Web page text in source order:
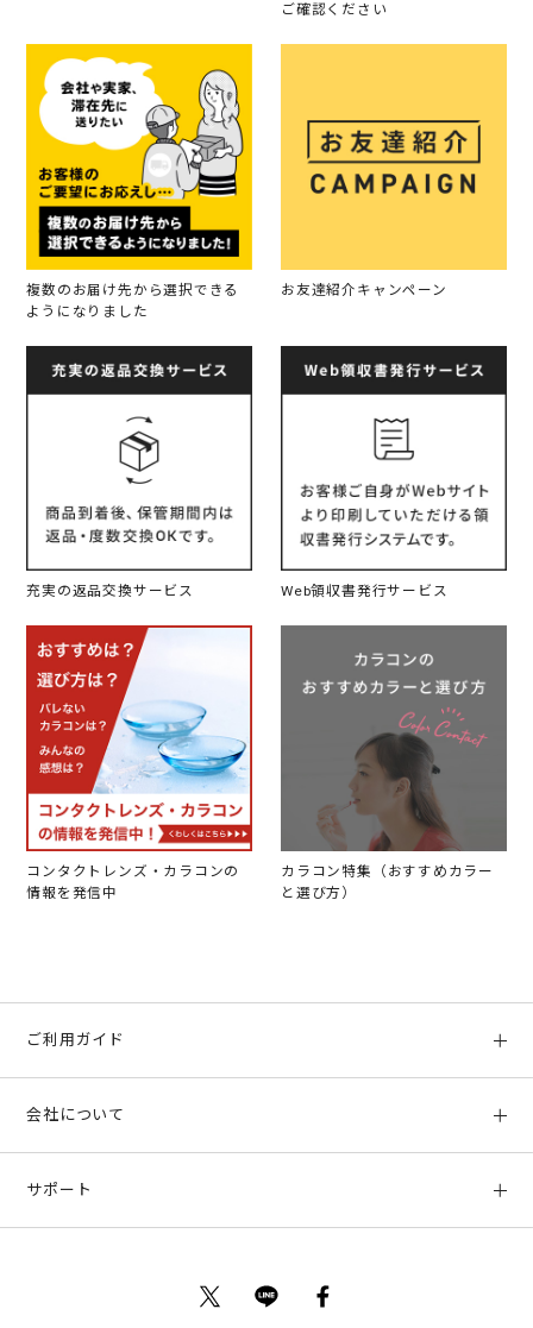
ご確認ください
複数のお届け先から選択できる
ようになりました
お友達紹介キャンペーン
充実の返品交換サービス Web領収書発行サービス
コンタクトレンズ・カラコンの
情報を発信中
カラコン特集（おすすめカラー
と選び方）
ご利用ガイド
お支払い方法、配送について
返品について
会社について
サポート